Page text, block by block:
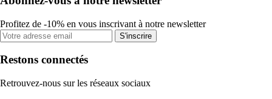
Profitez de -10% en vous inscrivant à notre newsletter
S'inscrire
Restons connectés
Retrouvez-nous sur les réseaux sociaux